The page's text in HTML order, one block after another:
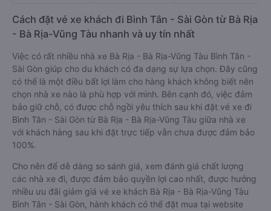
Cách đặt vé xe khách đi Bình Tân - Sài Gòn từ Bà Rịa
- Bà Rịa-Vũng Tàu nhanh và uy tín nhất
Việc có rất nhiều nhà xe Bà Rịa - Bà Rịa-Vũng Tàu Bình Tân -
Sài Gòn giúp cho du khách có đa dạng sự lựa chọn. Đây cũng
có thể là một điều bất lợi làm cho hàng khách không biết nên
chọn nhà xe nào là phù hợp với mình. Bên cạnh đó, việc đảm
bảo giữ chỗ, có được chỗ ngồi yêu thích sau khi đặt vé xe đi
Bình Tân - Sài Gòn từ Bà Rịa - Bà Rịa-Vũng Tàu giữa nhà xe
với khách hàng sau khi đặt trực tiếp vẫn chưa được đảm bảo
100%.
Cho nên để dễ dàng so sánh giá, xem đánh giá chất lượng
các nhà xe đi, được đảm bảo quyền lợi cao nhất, được hưởng
nhiều ưu đãi giảm giá vé xe khách Bà Rịa - Bà Rịa-Vũng Tàu
Bình Tân - Sài Gòn, hành khách có thể đặt mua tại website